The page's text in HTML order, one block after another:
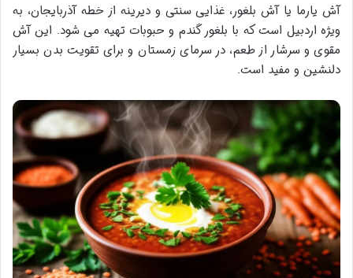
آش یارما یا آش بلغور، غذایی سنتی و دیرینه از خطه آذربایجان، به
ویژه اردبیل است که با بلغور گندم و حبوبات تهیه می شود. این آش
مقوی و سرشار از طعم، در سرمای زمستان و برای تقویت بدن بسیار
دلنشین و مفید است.